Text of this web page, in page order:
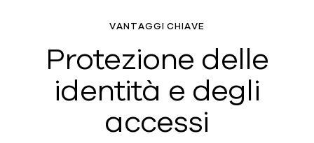
VANTAGGI CHIAVE
Protezione delle
identità e degli
accessi